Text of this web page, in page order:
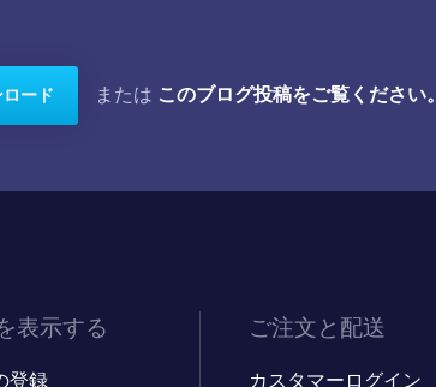
ード または このブログ投稿をご覧ください。
表示する
登録
ご注文と配送
カスタマーログイン